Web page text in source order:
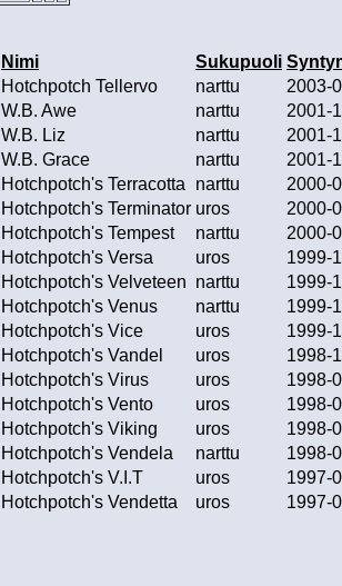
Nimi Sukupuoli
Hotchpotch Tellervo narttu
2003-
W.B. Awe narttu
2001-
W.B. Liz narttu
2001-
W.B. Grace narttu
2001-
Hotchpotch's Terracotta narttu
2000-
Hotchpotch's Terminator uros
2000-
Hotchpotch's Tempest narttu
2000-
Hotchpotch's Versa uros
1999-
Hotchpotch's Velveteen narttu
1999-
Hotchpotch's Venus narttu
1999-
Hotchpotch's Vice uros
1999-
Hotchpotch's Vandel uros
1998-
Hotchpotch's Virus uros
1998-
Hotchpotch's Vento uros
1998-
Hotchpotch's Viking uros
1998-
Hotchpotch's Vendela narttu
1998-
Hotchpotch's V.I.T uros
1997-
Hotchpotch's Vendetta uros 1997-